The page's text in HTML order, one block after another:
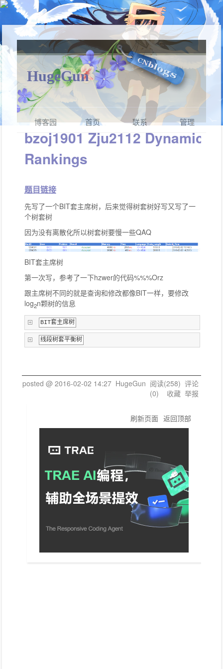
HugeGun
博客园 首页 联系 管理
bzoj1901 Zju2112 Dynamic
Rankings
题目链接
先写了一个BIT套主席树，后来觉得树套树好写又写了一
个树套树
因为没有离散化所以树套树要慢一些QAQ
BIT套主席树
第一次写，参考了一下hzwer的代码%%%Orz
跟主席树不同的就是查询和修改都像BIT一样，要修改
log2n颗树的信息
BIT套主席树
线段树套平衡树
posted @2016-02-02 14:27 HugeGun 阅读(258) 评论
(0) 收藏 举报
刷新页面 返回顶部